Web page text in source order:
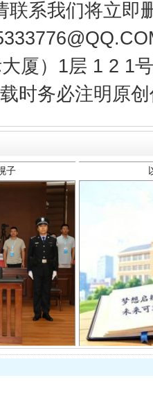
联系我们将立即
厦）1层 1 2 1
时务必注明原
子
无期 从幼